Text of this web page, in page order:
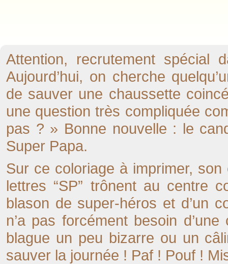
Attention, recrutement
Aujourd’hui, on cherche
de sauver une chaussette
une question très compliquée
pas ? » Bonne nouvelle : le
Super Papa.
Sur ce coloriage à imprimer,
lettres “SP” trônent au centre
blason de super-héros et d’un
n’a pas forcément besoin
blague un peu bizarre ou un
sauver la journée ! Paf ! Pouf !